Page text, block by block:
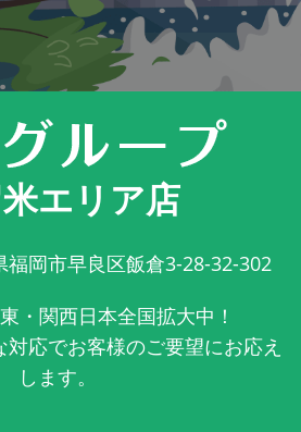
エリア店
福岡市早良区飯倉3-28-32-302
・関西日本全国拡大中！
応でお客様のご要望にお応え
します。